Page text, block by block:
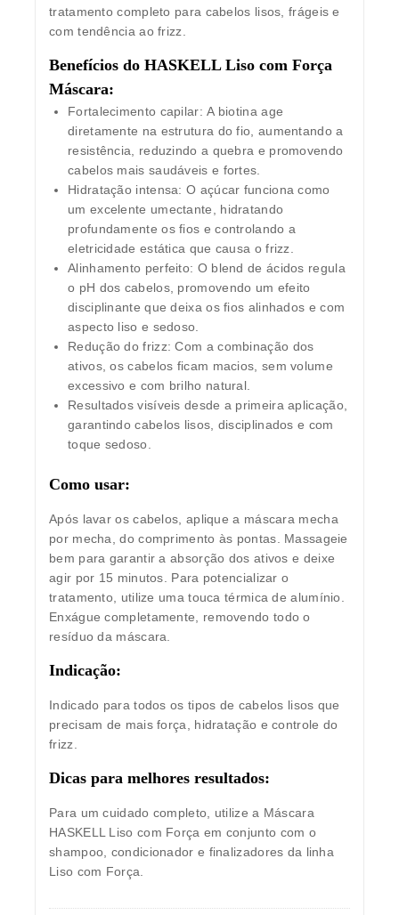
tratamento completo para cabelos lisos, frágeis e
com tendência ao frizz.
Benefícios do HASKELL Liso com Força
Máscara:
Fortalecimento capilar: A biotina age
diretamente na estrutura do fio, aumentando a
resistência, reduzindo a quebra e promovendo
cabelos mais saudáveis e fortes.
Hidratação intensa: O açúcar funciona como
um excelente umectante, hidratando
profundamente os fios e controlando a
eletricidade estática que causa o frizz.
Alinhamento perfeito: O blend de ácidos regula
o pH dos cabelos, promovendo um efeito
disciplinante que deixa os fios alinhados e com
aspecto liso e sedoso.
Redução do frizz: Com a combinação dos
ativos, os cabelos ficam macios, sem volume
excessivo e com brilho natural.
Resultados visíveis desde a primeira aplicação,
garantindo cabelos lisos, disciplinados e com
toque sedoso.
Como usar:
Após lavar os cabelos, aplique a máscara mecha
por mecha, do comprimento às pontas. Massageie
bem para garantir a absorção dos ativos e deixe
agir por 15 minutos. Para potencializar o
tratamento, utilize uma touca térmica de alumínio.
Enxágue completamente, removendo todo o
resíduo da máscara.
Indicação:
Indicado para todos os tipos de cabelos lisos que
precisam de mais força, hidratação e controle do
frizz.
Dicas para melhores resultados:
Para um cuidado completo, utilize a Máscara
HASKELL Liso com Força em conjunto com o
shampoo, condicionador e finalizadores da linha
Liso com Força.